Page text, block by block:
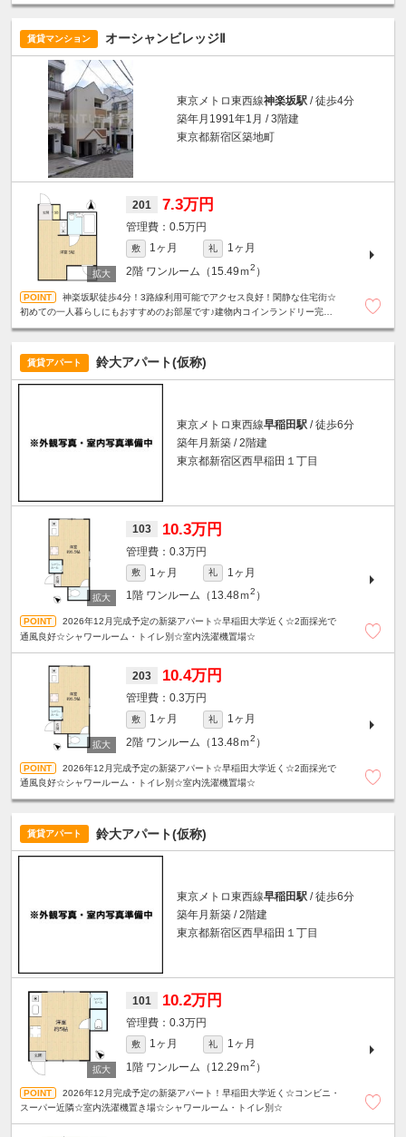
賃貸マンション オーシャンビレッジⅡ
東京メトロ東西線神楽坂駅 / 徒歩4分
築年月1991年1月 / 3階建
東京都新宿区築地町
201 7.3万円
0.5万円
敷 1ヶ月 礼
1ヶ月
2階 ワンルーム（15.49ｍ2 ）
神楽坂駅徒歩4分！3路線利用可能でアクセス良好！閑静な住宅街☆
初めての一人暮らしにもおすすめのお部屋です♪建物内コインランドリー完
賃貸アパート 鈴大アパート(仮称)
東京メトロ東西線早稲田駅 / 徒歩6分
築年月新築 / 2階建
東京都新宿区西早稲田１丁目
103 10.3万円
0.3万円
敷 1ヶ月 礼
1ヶ月
1階 ワンルーム（13.48ｍ2 ）
2026年12月完成予定の新築アパート☆早稲田大学近く☆2面採光で
通風良好☆シャワールーム・トイレ別☆室内洗濯機置場☆
203 10.4万円
0.3万円
敷 1ヶ月 礼
1ヶ月
2階 ワンルーム（13.48ｍ2 ）
2026年12月完成予定の新築アパート☆早稲田大学近く☆2面採光で
通風良好☆シャワールーム・トイレ別☆室内洗濯機置場☆
賃貸アパート 鈴大アパート(仮称)
東京メトロ東西線早稲田駅 / 徒歩6分
築年月新築 / 2階建
東京都新宿区西早稲田１丁目
101 10.2万円
0.3万円
敷 1ヶ月 礼
1ヶ月
1階 ワンルーム（12.29ｍ2 ）
2026年12月完成予定の新築アパート！早稲田大学近く☆コンビニ・
スーパー近隣☆室内洗濯機置き場☆シャワールーム・トイレ別☆